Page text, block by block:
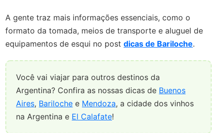
A gente traz mais informações essenciais, como o
formato da tomada, meios de transporte e aluguel de
equipamentos de esqui no postdicas de Bariloche.
Você vai viajar para outros destinos da
Argentina? Confira as nossas dicas de Buenos
Aires, Bariloche e Mendoza, a cidade dos vinhos
na Argentina e El Calafate!